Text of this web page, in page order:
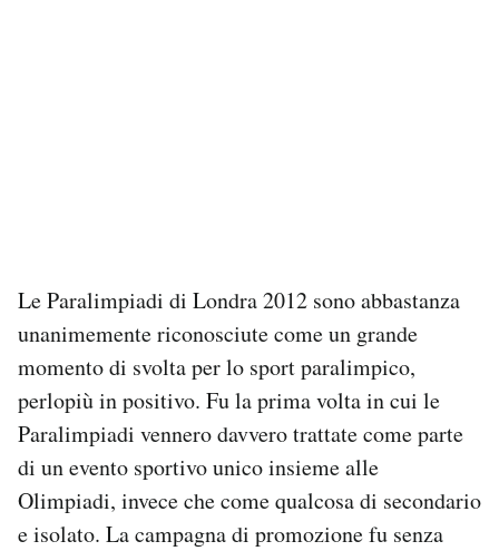
Le Paralimpiadi di Londra 2012 sono abbastanza
unanimemente riconosciute come un grande
momento di svolta per lo sport paralimpico,
perlopiù in positivo. Fu la prima volta in cui le
Paralimpiadi vennero davvero trattate come parte
di un evento sportivo unico insieme alle
Olimpiadi, invece che come qualcosa di secondario
e isolato. La campagna di promozione fu senza